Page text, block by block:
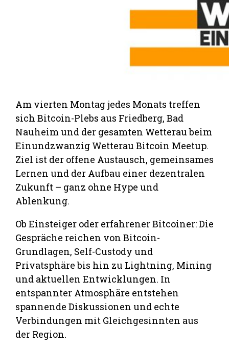
Am vierten Montag jedes Monats treffen
sich Bitcoin-Plebs aus Friedberg, Bad
Nauheim und der gesamten Wetterau beim
Einundzwanzig Wetterau Bitcoin Meetup.
Ziel ist der offene Austausch, gemeinsames
Lernen und der Aufbau einer dezentralen
Zukunft – ganz ohne Hype und
Ablenkung.
Ob Einsteiger oder erfahrener Bitcoiner: Die
Gespräche reichen von Bitcoin-
Grundlagen, Self-Custody und
Privatsphäre bis hin zu Lightning, Mining
und aktuellen Entwicklungen. In
entspannter Atmosphäre entstehen
spannende Diskussionen und echte
Verbindungen mit Gleichgesinnten aus
der Region.